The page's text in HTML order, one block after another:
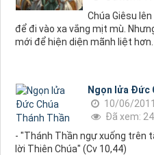
Chúa Giêsu
để đi vào xa vắng mịt mù.
mới để hiện diện mãnh liệt hơn.
Ngọn lửa Đức
10/06/
Đã xem:
- "Thánh Thần ngự xuống trên
lời Thiên Chúa" (Cv 10,44)